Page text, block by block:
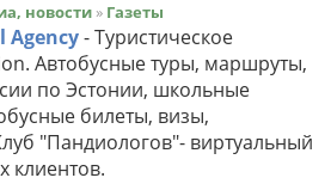
новости » Газеты
Agency- Туристическое
Автобусные туры, маршруты,
по Эстонии, школьные
билеты, визы,
"Пандиологов"- виртуальный
клиентов.